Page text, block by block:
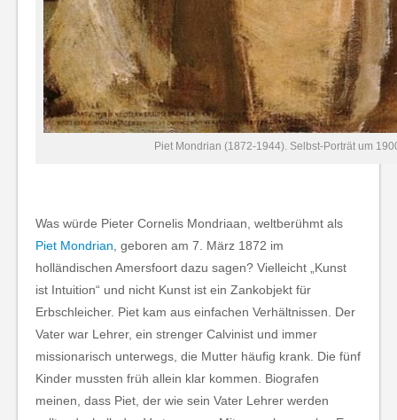
Piet Mondrian (1872-1944). Selbst-Porträt um
Was würde Pieter Cornelis Mondriaan, weltberühmt als
Piet Mondrian , geboren am 7. März 1872 im
holländischen Amersfoort dazu sagen? Vielleicht „Kunst
ist Intuition“ und nicht Kunst ist ein Zankobjekt für
Erbschleicher. Piet kam aus einfachen Verhältnissen. Der
Vater war Lehrer, ein strenger Calvinist und immer
missionarisch unterwegs, die Mutter häufig krank. Die fünf
Kinder mussten früh allein klar kommen. Biografen
meinen, dass Piet, der wie sein Vater Lehrer werden